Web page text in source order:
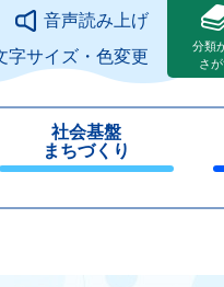
本文へ音声読み上げ
字サイズ・色変更
分類
さ
社会基盤
まちづくり
じ